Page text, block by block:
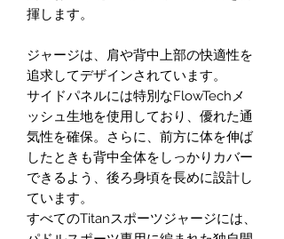
揮します。
ジャージは、肩や背中上部の快適性を
追求してデザインされています。
サイドパネルには特別なFlowTechメ
ッシュ生地を使用しており、優れた通
気性を確保。さらに、前方に体を伸ば
したときも背中全体をしっかりカバー
できるよう、後ろ身頃を長めに設計し
ています。
すべてのTitanスポーツジャージには、